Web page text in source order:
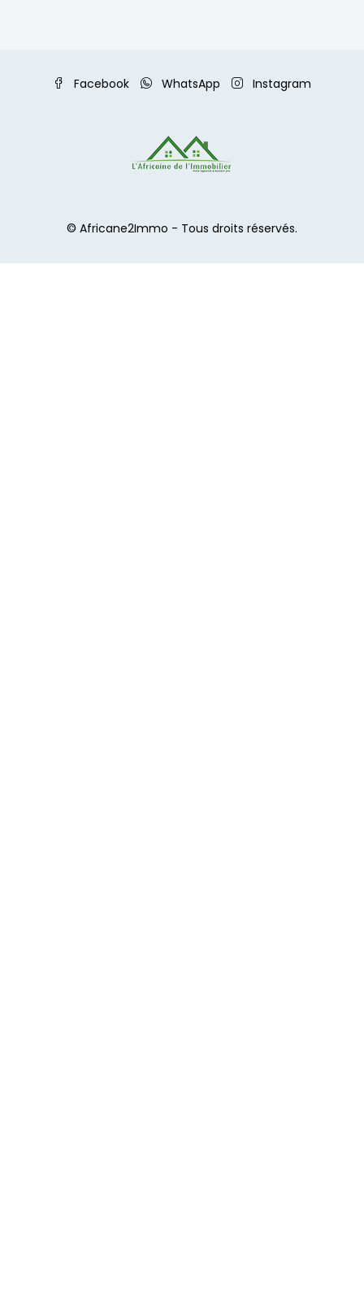
Facebook WhatsApp Instagram
© Africane2Immo - Tous droits réservés.